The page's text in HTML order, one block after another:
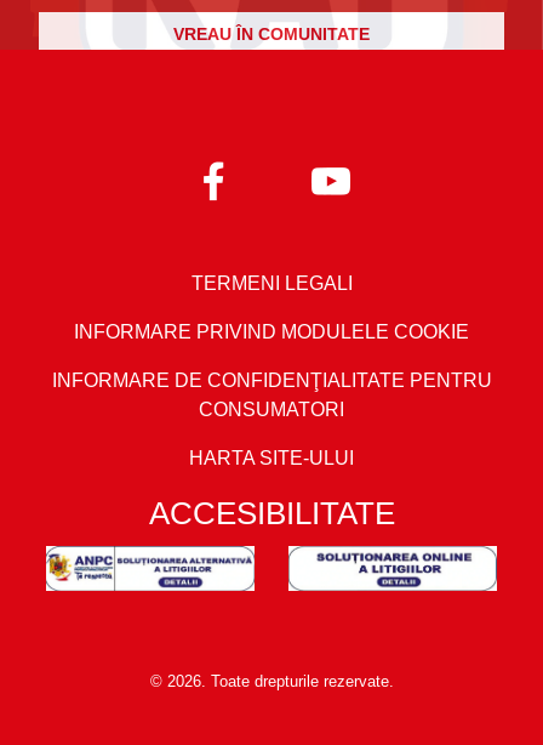
VREAU ÎN COMUNITATE
TERMENI LEGALI
INFORMARE PRIVIND MODULELE COOKIE
INFORMARE DE CONFIDENŢIALITATE PENTRU
CONSUMATORI
HARTA SITE-ULUI
ACCESIBILITATE
© 2026. Toate drepturile rezervate.